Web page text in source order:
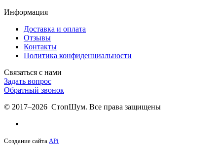
Информация
Доставка и оплата
Отзывы
Контакты
Политика конфиденциальности
Связаться с нами
Задать вопрос
Обратный звонок
© 2017–2026 СтопШум. Все права защищены
Создание сайта APi